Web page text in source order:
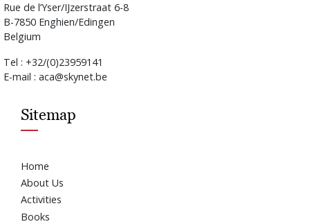
Rue de l’Yser/IJzerstraat 6-8
B-7850 Enghien/Edingen
Belgium
Tel : +32/(0)23959141
E-mail : aca@skynet.be
Sitemap
Home
About Us
Activities
Books